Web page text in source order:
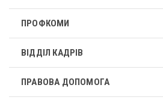
ПРОФКОМИ
ВІДДІЛ КАДРІВ
ПРАВОВА ДОПОМОГА